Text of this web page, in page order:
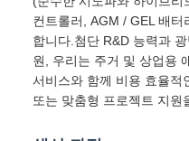
컨트롤러, AGM / GEL 배
합니다.첨단 R&D 능력과
원, 우리는 주거 및 상업용
서비스와 함께 비용 효율적
또는 맞춤형 프로젝트 지원